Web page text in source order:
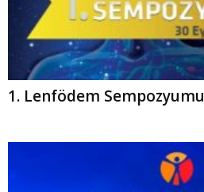
1. Lenfödem Sempozyumu